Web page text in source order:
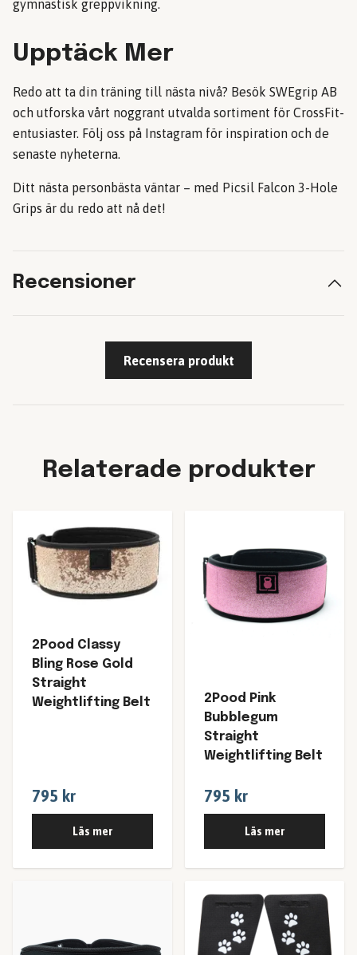
gymnastisk greppvikning.
Upptäck Mer
Redo att ta din träning till nästa nivå? Besök SWEgrip AB
och utforska vårt noggrant utvalda sortiment för CrossFit-
entusiaster. Följ oss på Instagram för inspiration och de
senaste nyheterna.
Ditt nästa personbästa väntar – med Picsil Falcon 3-Hole
Grips är du redo att nå det!
Recensioner
Recensera produkt
Relaterade produkter
2Pood Classy
Bling Rose Gold
Straight
Weightlifting Belt
795 kr
Läs mer
2Pood Pink
Bubblegum
Straight
Weightlifting Belt
795 kr
Läs mer